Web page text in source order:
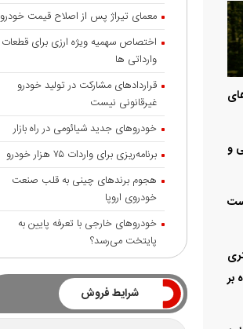
نهاده‌های
و
است
قم - سلفچگان و در فاصله ۱۲۵ کیلومتری
بر
معمای تیراژ پس از اصلاح قیمت خودرو
اختصاص سهمیه ویژه ارزی برای قطعات
وارداتی ها
قراردادهای مشارکت در تولید خودرو
غیرقانونی نیست
خودروهای جدید شیائومی در راه بازار
برنامه‌ریزی برای واردات ۷۵ هزار خودرو
هجوم برندهای چینی به قلب صنعت
خودروی اروپا
خودروهای خارجی با تعرفه پایین به
پایتخت می‌رسد؟
شرایط فروش